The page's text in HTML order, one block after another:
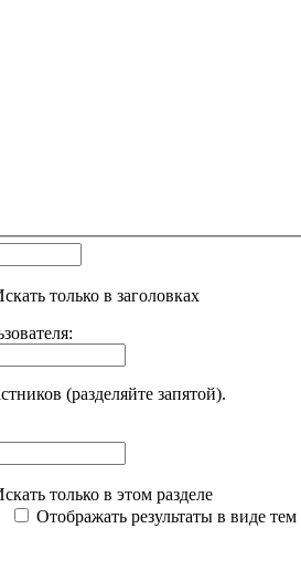
только в заголовках
(разделяйте запятой).
только в этом разделе
Отображать результаты в виде тем